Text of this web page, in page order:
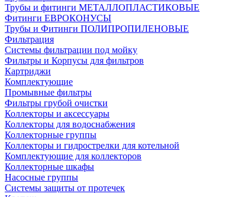
Трубы и фитинги МЕТАЛЛОПЛАСТИКОВЫЕ
Фитинги ЕВРОКОНУСЫ
Трубы и Фитинги ПОЛИПРОПИЛЕНОВЫЕ
Фильтрация
Системы фильтрации под мойку
Фильтры и Корпусы для фильтров
Картриджи
Комплектующие
Промывные фильтры
Фильтры грубой очистки
Коллекторы и аксессуары
Коллекторы для водоснабжения
Коллекторные группы
Коллекторы и гидрострелки для котельной
Комплектующие для коллекторов
Коллекторные шкафы
Насосные группы
Системы защиты от протечек